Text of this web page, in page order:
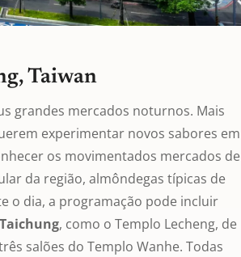
Taiwan
grandes mercados noturnos. Mais
experimentar novos sabores em
os movimentados mercados de
da região, almôndegas típicas de
o dia, a programação pode incluir
Taichung, como o Templo Lecheng, de
salões do Templo Wanhe. Todas